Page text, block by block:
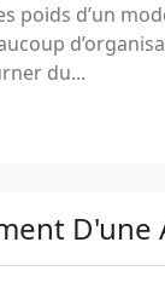
poids d’un
du...
D'une